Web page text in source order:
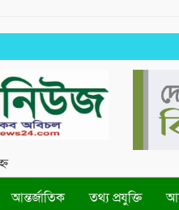
আন্তর্জাতিক তথ্য প্রযুক্তি